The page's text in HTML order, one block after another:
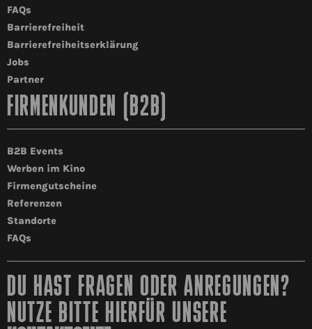
FAQs
Barrierefreiheit
Barrierefreiheitserklärung
Jobs
Partner
FIRMENKUNDEN (B2B)
B2B Events
Werben im Kino
Firmengutscheine
Referenzen
Standorte
FAQs
DU HAST FRAGEN ODER ANREGUNGEN?
NUTZE BITTE HIERFÜR UNSERE